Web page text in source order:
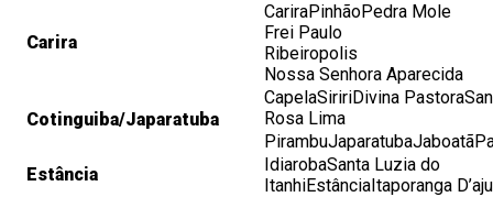
Carira
CariraPinhãoPedra Mole
Frei Paulo
Ribeiropolis
Nossa Senhora Aparecida
Cotinguiba/Japaratuba
CapelaSiririDivina
Rosa Lima
Estância
IdiarobaSanta Luzia do
ItanhiEstânciaItaporanga